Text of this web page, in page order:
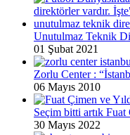
Unutulmaz Teknik
01 Şubat 2021
Zorlu Center :
06 Mayıs 2010
Seçim bitti artık
30 Mayıs 2022